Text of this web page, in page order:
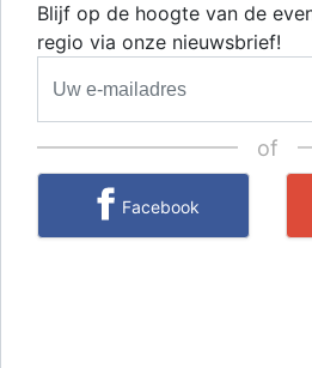
Blijf op de hoogte van de
regio via onze nieuwsbrief!
of
Facebook